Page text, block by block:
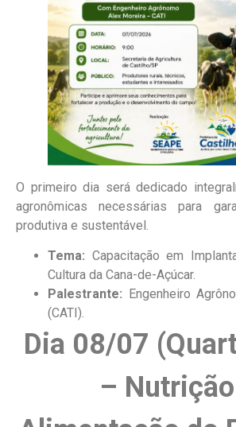
O primeiro dia será dedicado
agronômicas necessárias para
produtiva e sustentável.
Tema: Capacitação em
Cultura da Cana-de-Açúcar.
Palestrante: Engenheiro
(CATI).
Dia 08/07
–